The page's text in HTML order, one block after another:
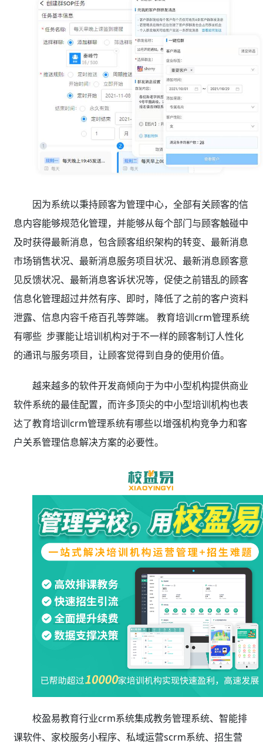
因为系统以秉持顾客为管理中心，全部有关顾客的信
息内容能够规范化管理，并能够从每个部门与顾客触碰中
及时获得最新消息，包含顾客组织架构的转变、最新消息
市场销售状况、最新消息服务项目状况、最新消息顾客意
见反馈状况、最新消息客诉状况等，促使之前错乱的顾客
信息化管理超过井然有序、即时，降低了之前的客户资料
泄露、信息内容千疮百孔等弊端。 教育培训crm管理系统
有哪些 步骤能让培训机构对于不一样的顾客制订人性化
的通讯与服务项目，让顾客觉得到自身的使用价值。
越来越多的软件开发商倾向于为中小型机构提供商业
软件系统的最佳配置，而许多顶尖的中小型培训机构也表
达了教育培训crm管理系统有哪些以增强机构竞争力和客
户关系管理信息解决方案的必要性。
校盈易教育行业crm系统集成教务管理系统、智能排
课软件、家校服务小程序、私域运营scrm系统、招生营